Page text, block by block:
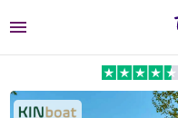
Menu